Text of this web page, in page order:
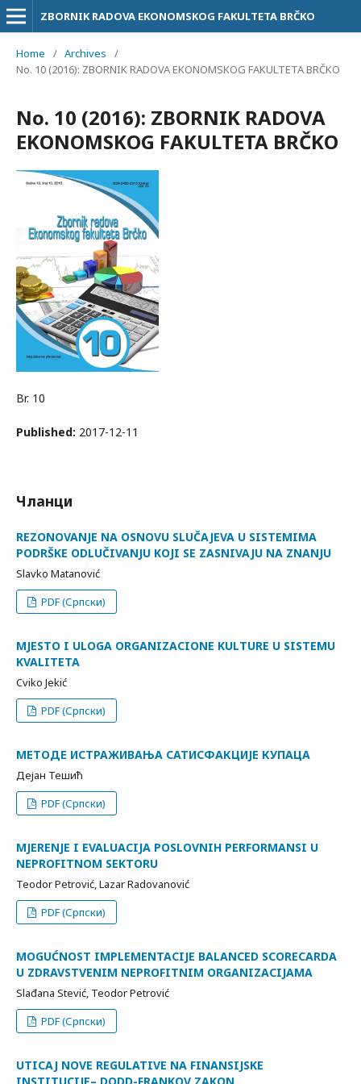
ZBORNIK RADOVA EKONOMSKOG FAKULTETA BRČKO
Home / Archives
/
No. 10 (2016): ZBORNIK RADOVA EKONOMSKOG FAKULTETA BRČKO
No. 10 (2016): ZBORNIK RADOVA
EKONOMSKOG FAKULTETA BRČKO
Br. 10
Published: 2017-12-11
Чланци
REZONOVANJE NA OSNOVU SLUČAJEVA U SISTEMIMA
PODRŠKE ODLUČIVANJU KOJI SE ZASNIVAJU NA ZNANJU
Slavko Matanović
PDF (Српски)
MJESTO I ULOGA ORGANIZACIONE KULTURE U SISTEMU
KVALITETA
Cviko Jekić
PDF (Српски)
МЕТОДЕ ИСТРАЖИВАЊА САТИСФАКЦИЈЕ КУПАЦА
Дејан Тешић
PDF (Српски)
MJERENJE I EVALUACIJA POSLOVNIH PERFORMANSI U
NEPROFITNOM SEKTORU
Teodor Petrović, Lazar Radovanović
PDF (Српски)
MOGUĆNOST IMPLEMENTACIJE BALANCED SCORECARDA
U ZDRAVSTVENIM NEPROFITNIM ORGANIZACIJAMA
Slađana Stević, Teodor Petrović
PDF (Српски)
UTICAJ NOVE REGULATIVE NA FINANSIJSKE